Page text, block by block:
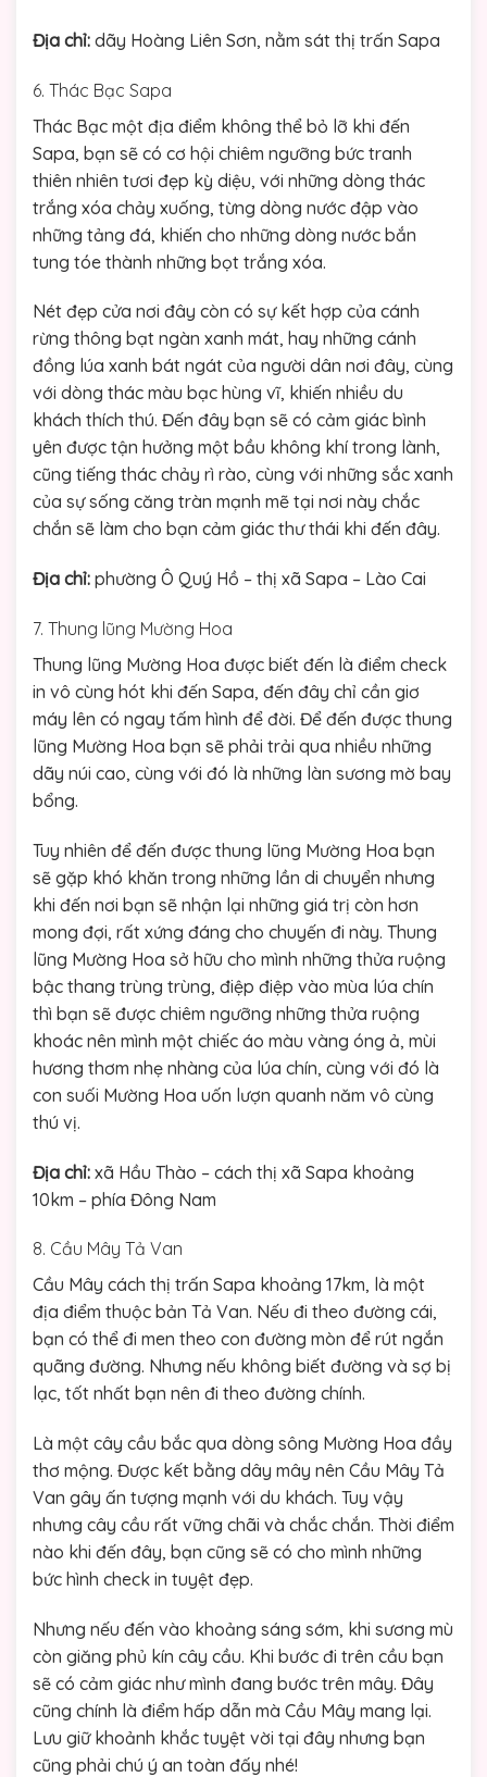
Địa chỉ: dãy Hoàng Liên Sơn, nằm sát thị trấn Sapa
6. Thác Bạc Sapa
Thác Bạc một địa điểm không thể bỏ lỡ khi đến
Sapa, bạn sẽ có cơ hội chiêm ngưỡng bức tranh
thiên nhiên tươi đẹp kỳ diệu, với những dòng thác
trắng xóa chảy xuống, từng dòng nước đập vào
những tảng đá, khiến cho những dòng nước bắn
tung tóe thành những bọt trắng xóa.
Nét đẹp cửa nơi đây còn có sự kết hợp của cánh
rừng thông bạt ngàn xanh mát, hay những cánh
đồng lúa xanh bát ngát của người dân nơi đây, cùng
với dòng thác màu bạc hùng vĩ, khiến nhiều du
khách thích thú. Đến đây bạn sẽ có cảm giác bình
yên được tận hưởng một bầu không khí trong lành,
cũng tiếng thác chảy rì rào, cùng với những sắc xanh
của sự sống căng tràn mạnh mẽ tại nơi này chắc
chắn sẽ làm cho bạn cảm giác thư thái khi đến đây.
Địa chỉ: phường Ô Quý Hồ – thị xã Sapa – Lào Cai
7. Thung lũng Mường Hoa
Thung lũng Mường Hoa được biết đến là điểm check
in vô cùng hót khi đến Sapa, đến đây chỉ cần giơ
máy lên có ngay tấm hình để đời. Để đến được thung
lũng Mường Hoa bạn sẽ phải trải qua nhiều những
dãy núi cao, cùng với đó là những làn sương mờ bay
bổng.
Tuy nhiên để đến được thung lũng Mường Hoa bạn
sẽ gặp khó khăn trong những lần di chuyển nhưng
khi đến nơi bạn sẽ nhận lại những giá trị còn hơn
mong đợi, rất xứng đáng cho chuyến đi này. Thung
lũng Mường Hoa sở hữu cho mình những thửa ruộng
bậc thang trùng trùng, điệp điệp vào mùa lúa chín
thì bạn sẽ được chiêm ngưỡng những thửa ruộng
khoác nên mình một chiếc áo màu vàng óng ả, mùi
hương thơm nhẹ nhàng của lúa chín, cùng với đó là
con suối Mường Hoa uốn lượn quanh năm vô cùng
thú vị.
Địa chỉ: xã Hầu Thào – cách thị xã Sapa khoảng
10km – phía Đông Nam
8. Cầu Mây Tả Van
Cầu Mây cách thị trấn Sapa khoảng 17km, là một
địa điểm thuộc bản Tả Van. Nếu đi theo đường cái,
bạn có thể đi men theo con đường mòn để rút ngắn
quãng đường. Nhưng nếu không biết đường và sợ bị
lạc, tốt nhất bạn nên đi theo đường chính.
Là một cây cầu bắc qua dòng sông Mường Hoa đầy
thơ mộng. Được kết bằng dây mây nên Cầu Mây Tả
Van gây ấn tượng mạnh với du khách. Tuy vậy
nhưng cây cầu rất vững chãi và chắc chắn. Thời điểm
nào khi đến đây, bạn cũng sẽ có cho mình những
bức hình check in tuyệt đẹp.
Nhưng nếu đến vào khoảng sáng sớm, khi sương mù
còn giăng phủ kín cây cầu. Khi bước đi trên cầu bạn
sẽ có cảm giác như mình đang bước trên mây. Đây
cũng chính là điểm hấp dẫn mà Cầu Mây mang lại.
Lưu giữ khoảnh khắc tuyệt vời tại đây nhưng bạn
cũng phải chú ý an toàn đấy nhé!